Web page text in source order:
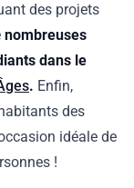
des projets
nombreuses
dans le
. Enfin,
des
idéale de
!